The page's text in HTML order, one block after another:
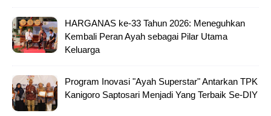
HARGANAS ke-33 Tahun 2026: Meneguhkan
Kembali Peran Ayah sebagai Pilar Utama
Keluarga
Program Inovasi "Ayah Superstar" Antarkan TPK
Kanigoro Saptosari Menjadi Yang Terbaik Se-DIY